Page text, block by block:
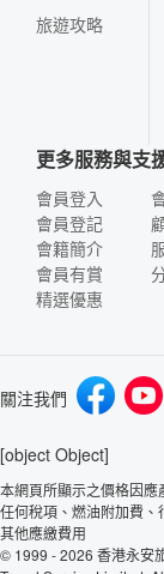
旅遊攻略
更多服務與支
會員登入
會員登記
會籍簡介
會員有賞
精選優惠
關注我們
[object Object]
本網頁所顯示之價格因
任何稅項、燃油附加費
其他應繳費用
© 1999 - 2026 香港永安